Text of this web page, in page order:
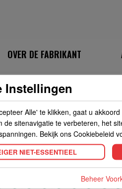
OVER DE FABRIKANT
Instellingen
Alle' te klikken, gaat u
de sitenavigatie te verbeteren, het
Bekijk ons Cookiebeleid
NIET-ESSENTIEEL
Beheer